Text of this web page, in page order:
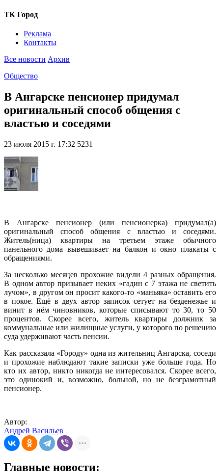
ТК Город
Реклама
Контакты
Все новости Архив
Общество
В Ангарске пенсионер придумал
оригинальный способ общения с
властью и соседями
23 июля 2015 г. 17:32 5231
В Ангарске пенсионер (или пенсионерка) придумал(а)
оригинальный способ общения с властью и соседями.
Житель(ница) квартиры на третьем этаже обычного
панельного дома вывешивает на балкон и окно плакаты с
обращениями.
За несколько месяцев прохожие видели 4 разных обращения.
В одном автор призывает неких «гадин с 7 этажа не светить
лучом», в другом он просит какого-то «маньяка» оставить его
в покое. Ещё в двух автор записок сетует на безденежье и
винит в нём чиновников, которые списывают то 30, то 50
процентов. Скорее всего, житель квартиры должник за
коммунальные или жилищные услуги, у которого по решению
суда удерживают часть пенсии.
Как рассказала «Городу» одна из жительниц Ангарска, соседи
и прохожие наблюдают такие записки уже больше года. Но
кто их автор, никто никогда не интересовался. Скорее всего,
это одинокий и, возможно, больной, но не безграмотный
пенсионер.
Автор:
Андрей Васильев
Главные новости: